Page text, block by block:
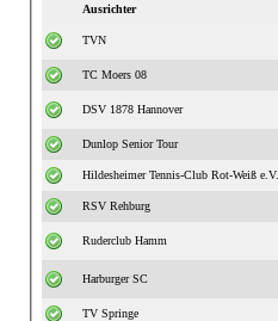
Ausrichter
TVN
TC Moers 08
DSV 1878 Hannover
Dunlop Senior Tour
Hildesheimer Tennis-Club Rot-Weiß e.V.
RSV Rehburg
Ruderclub Hamm
Harburger SC
TV Springe